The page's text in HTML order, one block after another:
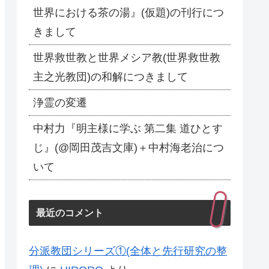
世界における茶の湯』(仮題)の刊行につ
きまして
世界救世教と世界メシア教(世界救世教
主之光教団)の和解につきまして
浄霊の変遷
中村力『明主様に学ぶ 第二集 道ひとす
じ』(@岡田茂吉文庫)＋中村海老治につ
いて
最近のコメント
分派教団シリーズ①(全体と先行研究の整